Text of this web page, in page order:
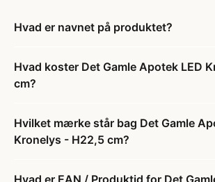
Hvad er navnet på produktet?
Hvad koster Det Gamle Apotek LED
cm?
Hvilket mærke står bag Det Gamle
Kronelys - H22,5 cm?
Hvad er EAN / Produktid for Det